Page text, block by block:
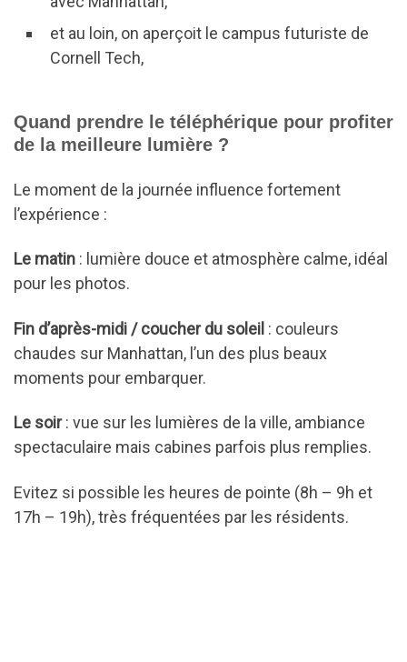
et au loin, on aperçoit le campus futuriste de
Cornell Tech,
Quand prendre le téléphérique pour profiter
de la meilleure lumière ?
Le moment de la journée influence fortement
l’expérience :
Le matin : lumière douce et atmosphère calme, idéal
pour les photos.
Fin d’après-midi / coucher du soleil : couleurs
chaudes sur Manhattan, l’un des plus beaux
moments pour embarquer.
Le soir: vue sur les lumières de la ville, ambiance
spectaculaire mais cabines parfois plus remplies.
Evitez si possible les heures de pointe (8h – 9h et
17h – 19h), très fréquentées par les résidents.